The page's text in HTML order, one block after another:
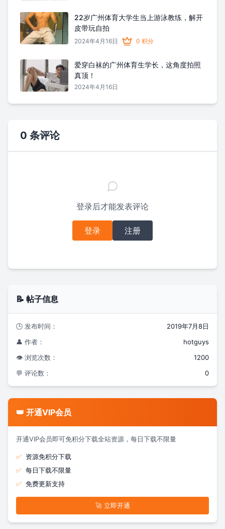
22岁广州体育大学生当上游泳教练，解开
皮带玩自拍
2024年4月16日 0 积分
爱穿白袜的广州体育生学长，这角度拍照
真顶！
2024年4月16日
0 条评论
登录后才能发表评论
登录 注册
📝 帖子信息
🕒 发布时间：
2019年7月8日
👤 作者：
hotguys
👁️ 浏览次数：
1200
💬 评论数：
0
👑 开通VIP会员
开通VIP会员即可免积分下载全站资源，每日下载不限量
✅ 资源免积分下载
✅ 每日下载不限量
✅ 免费更新支持
🚀 立即开通